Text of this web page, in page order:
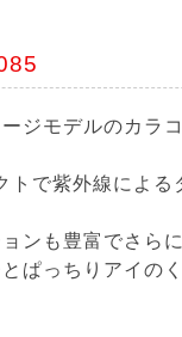
ジモデルのカラ
トで紫外線による
ンも豊富でさら
ぱっちりアイの